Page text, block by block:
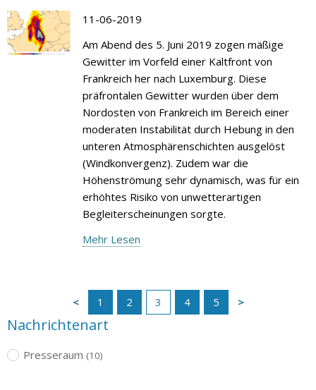
11-06-2019
Am Abend des 5. Juni 2019 zogen mäßige
Gewitter im Vorfeld einer Kaltfront von
Frankreich her nach Luxemburg. Diese
präfrontalen Gewitter wurden über dem
Nordosten von Frankreich im Bereich einer
moderaten Instabilität durch Hebung in den
unteren Atmosphärenschichten ausgelöst
(Windkonvergenz). Zudem war die
Höhenströmung sehr dynamisch, was für ein
erhöhtes Risiko von unwetterartigen
Begleiterscheinungen sorgte.
Mehr Lesen
1 2 3 4 5
Nachrichtenart
Presseraum (10)